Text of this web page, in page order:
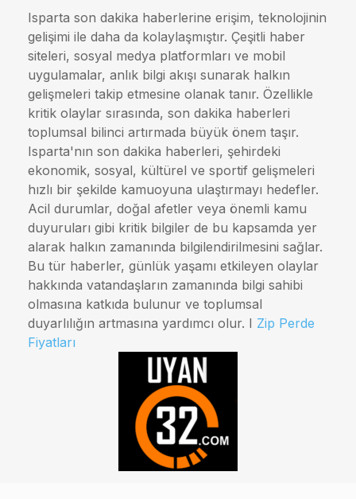
Isparta son dakika haberlerine erişim, teknolojinin
gelişimi ile daha da kolaylaşmıştır. Çeşitli haber
siteleri, sosyal medya platformları ve mobil
uygulamalar, anlık bilgi akışı sunarak halkın
gelişmeleri takip etmesine olanak tanır. Özellikle
kritik olaylar sırasında, son dakika haberleri
toplumsal bilinci artırmada büyük önem taşır.
Isparta'nın son dakika haberleri, şehirdeki
ekonomik, sosyal, kültürel ve sportif gelişmeleri
hızlı bir şekilde kamuoyuna ulaştırmayı hedefler.
Acil durumlar, doğal afetler veya önemli kamu
duyuruları gibi kritik bilgiler de bu kapsamda yer
alarak halkın zamanında bilgilendirilmesini sağlar.
Bu tür haberler, günlük yaşamı etkileyen olaylar
hakkında vatandaşların zamanında bilgi sahibi
olmasına katkıda bulunur ve toplumsal
duyarlılığın artmasına yardımcı olur. I Zip Perde
Fiyatları